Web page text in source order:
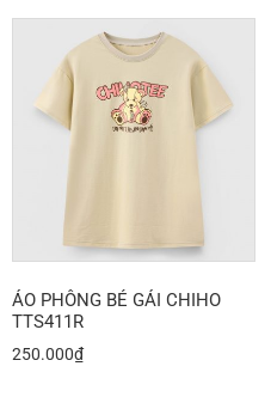
ÁO PHÔNG BÉ GÁI CHIHO
TTS411R
250.000₫